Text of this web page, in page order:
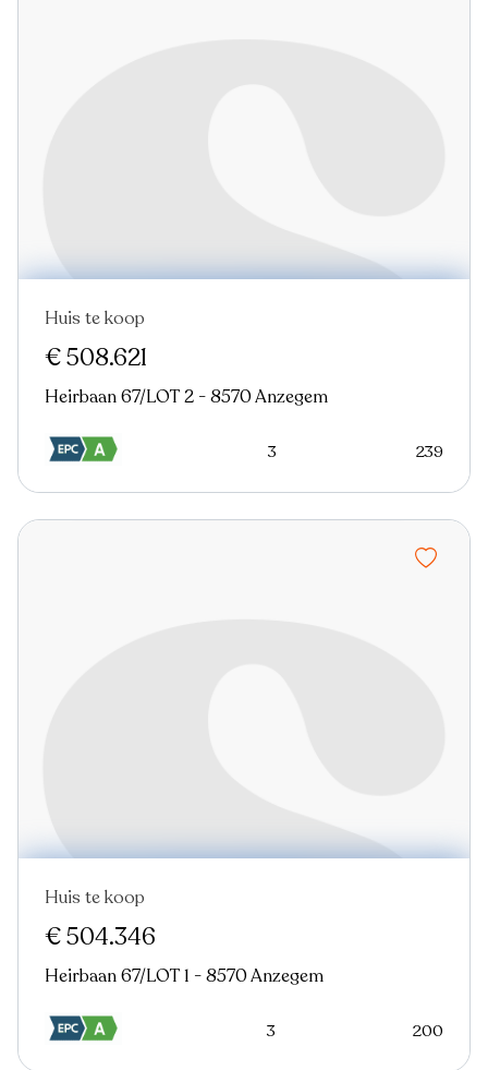
Nieuw
Huis te koop
€ 508.621
Heirbaan 67/LOT 2 - 8570 Anzegem
3 239
Nieuw
Huis te koop
€ 504.346
Heirbaan 67/LOT 1 - 8570 Anzegem
3 200